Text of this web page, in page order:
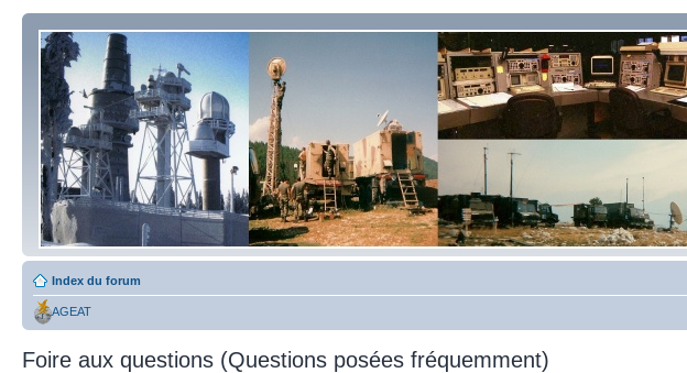
Index du forum
AGEAT
Foire aux questions (Questions posées fréquemment)